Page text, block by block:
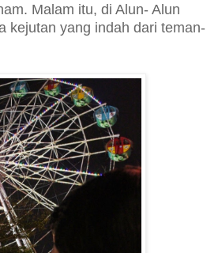
Malam itu, di Alun- Alun
kejutan yang indah dari teman-